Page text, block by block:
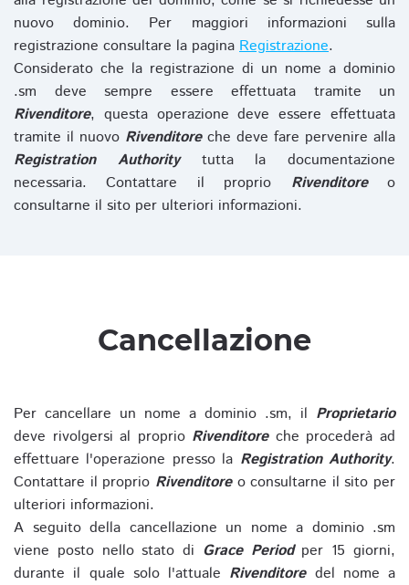
nuovo dominio. Per maggiori informazioni sulla
registrazione consultare la pagina Registrazione.
Considerato che la registrazione di un nome a dominio
.sm deve sempre essere effettuata tramite un
Rivenditore, questa operazione deve essere effettuata
tramite il nuovo Rivenditoreche deve fare pervenire alla
Registration Authoritytutta la documentazione
necessaria. Contattare il proprio Rivenditoreo
consultarne il sito per ulteriori informazioni.
Cancellazione
Per cancellare un nome a dominio .sm, il Proprietario
deve rivolgersi al proprio Rivenditoreche procederà ad
effettuare l'operazione presso la Registration Authority.
Contattare il proprio Rivenditoreo consultarne il sito per
ulteriori informazioni.
A seguito della cancellazione un nome a dominio .sm
viene posto nello stato di Grace Periodper 15 giorni,
durante il quale solo l'attuale Rivenditoredel nome a